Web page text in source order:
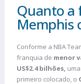
Quanto a
Memphis
Conforme a NBA
franquia de menor
US$2.4 bilhões,
primeiro colocado, o